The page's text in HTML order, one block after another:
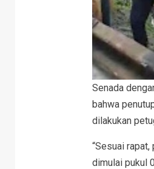
Senada
bahwa
dilakukan
“Sesuai
dimulai pukul